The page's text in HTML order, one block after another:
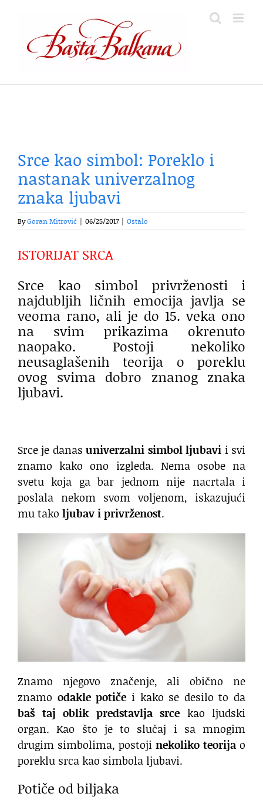
content
Srce kao simbol: Poreklo i
nastanak univerzalnog
znaka ljubavi
ByGoran Mitrović 06/25/2017 Ostalo
ISTORIJAT SRCA
Srce kao simbol privrženosti i
najdubljih ličnih emocija javlja se
veoma rano, ali je do 15. veka ono
na svim prikazima okrenuto
naopako. Postoji nekoliko
neusaglašenih teorija o poreklu
ovog svima dobro znanog znaka
ljubavi.
Srce je danasuniverzalni simbol ljubavi i svi
znamo kako ono izgleda. Nema osobe na
svetu koja ga bar jednom nije nacrtala i
poslala nekom svom voljenom, iskazujući
mu tako ljubav i privrženost.
Znamo njegovo značenje, ali obično ne
znamo odakle potiče i kako se desilo to da
baš taj oblik predstavlja srce kao ljudski
organ. Kao što je to slučaj i sa mnogim
drugim simbolima, postoji nekoliko teorija o
poreklu srca kao simbola ljubavi.
Potiče od biljaka